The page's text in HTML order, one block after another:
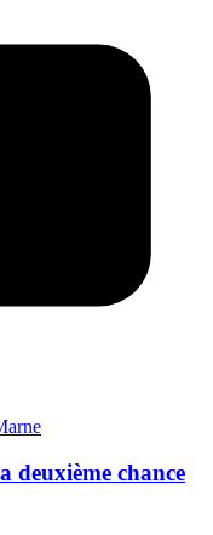
deuxième chance